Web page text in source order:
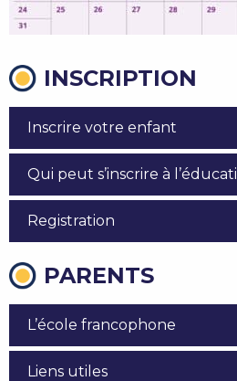
INSCRIPTION
Inscrire votre enfant
Qui peut s’inscrire à
Registration
PARENTS
L’école francophone
Liens utiles